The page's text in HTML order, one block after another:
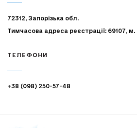
72312, Запорізька обл.
Тимчасова адреса реєстрації: 69107,
ТЕЛЕФОНИ
+38 (098) 250-57-48